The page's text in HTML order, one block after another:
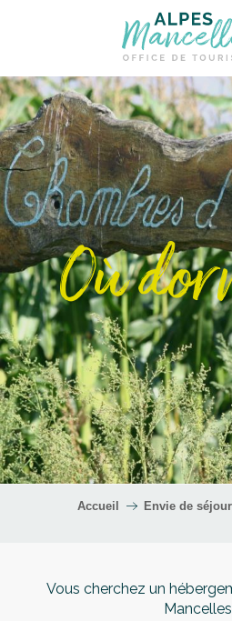
Où
Accueil Envie de
Vous cherchez un